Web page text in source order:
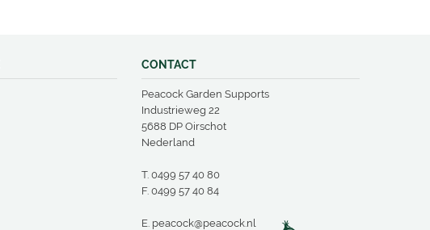
CONTACT
Peacock Garden Supports
Industrieweg 22
5688 DP Oirschot
Nederland
T. 0499 57 40 80
F. 0499 57 40 84
E. peacock@peacock.nl